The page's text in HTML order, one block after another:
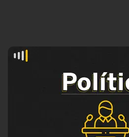
Agronegócios
Cultura
Economia
Educação
Infraestrutura
Internacional